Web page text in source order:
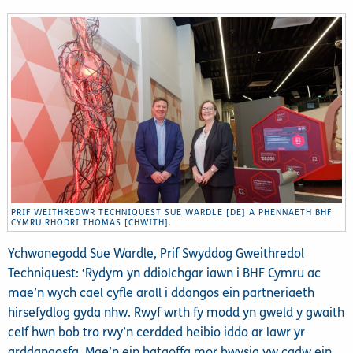
PRIF WEITHREDWR TECHNIQUEST SUE WARDLE [DE] A PHENNAETH BHF
CYMRU RHODRI THOMAS [CHWITH].
Ychwanegodd Sue Wardle, Prif Swyddog Gweithredol
Techniquest: ‘Rydym yn ddiolchgar iawn i BHF Cymru ac
mae’n wych cael cyfle arall i ddangos ein partneriaeth
hirsefydlog gyda nhw. Rwyf wrth fy modd yn gweld y gwaith
celf hwn bob tro rwy’n cerdded heibio iddo ar lawr yr